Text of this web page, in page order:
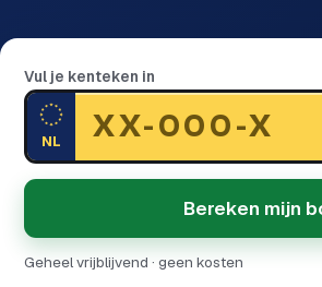
Vul je kenteken in
NL
Bereken mijn
Geheel vrijblijvend · geen kosten